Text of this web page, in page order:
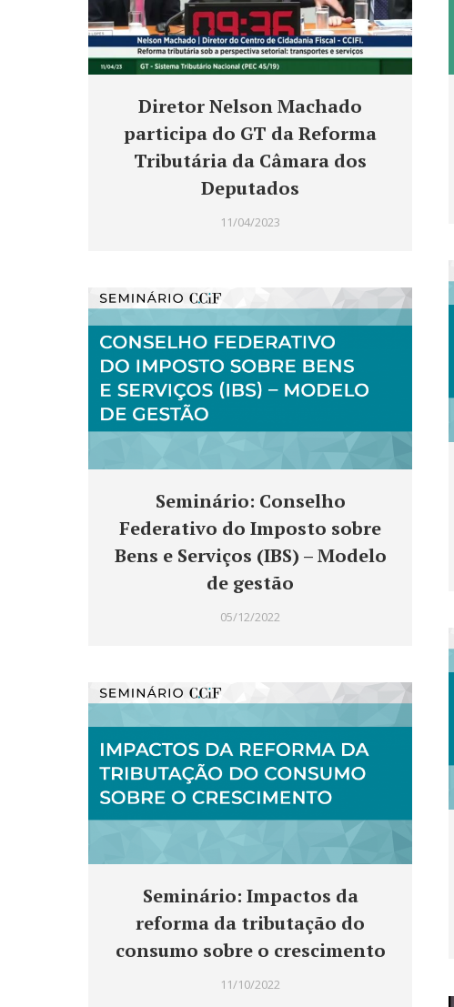
Diretor Nelson Machado
participa do GT da Reforma
Tributária da Câmara dos
Deputados
11/04/2023
Seminário: Conselho
Federativo do Imposto sobre
Bens e Serviços (IBS) – Modelo
de gestão
05/12/2022
Seminário: Impactos da
reforma da tributação do
consumo sobre o crescimento
11/10/2022